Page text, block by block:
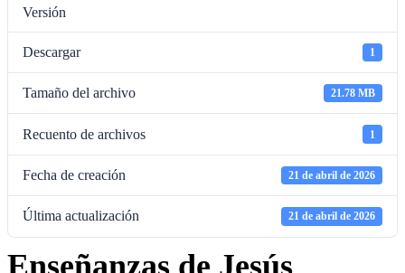
Versión
Descargar 1
Tamaño del archivo 21.78 MB
Recuento de archivos 1
Fecha de creación 21 de abril de 2026
Última actualización 21 de abril de 2026
Enseñanzas de Jesús